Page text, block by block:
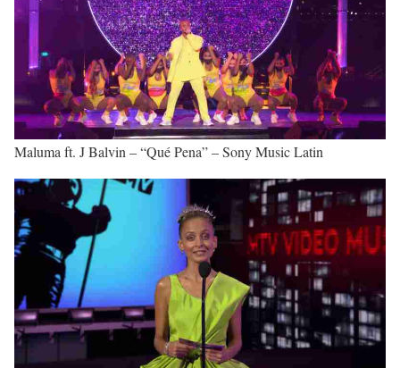
Maluma ft. J Balvin – “Qué Pena” – Sony Music Latin